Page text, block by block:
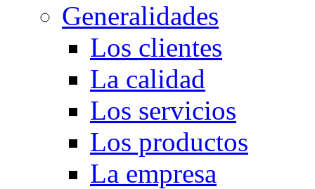
Generalidades
Los clientes
La calidad
Los servicios
Los productos
La empresa